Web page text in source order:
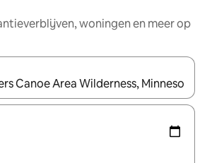
woningen en meer op
beschikbaar zijn, maak je een keuze